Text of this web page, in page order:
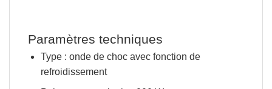
Paramètres techniques
Type : onde de choc avec fonction de
refroidissement